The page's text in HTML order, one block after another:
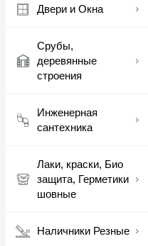
Двери и Окна
Срубы,
деревянные
строения
Инженерная
сантехника
Лаки, краски, Био
защита, Герметики
шовные
Наличники Резные
710 ₽